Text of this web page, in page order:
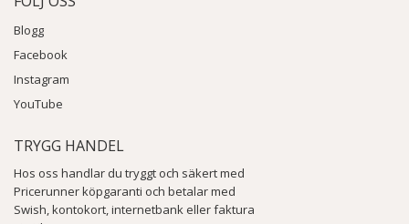
Blogg
Facebook
Instagram
YouTube
TRYGG HANDEL
Hos oss handlar du tryggt och säkert med
Pricerunner köpgaranti och betalar med
Swish, kontokort, internetbank eller faktura